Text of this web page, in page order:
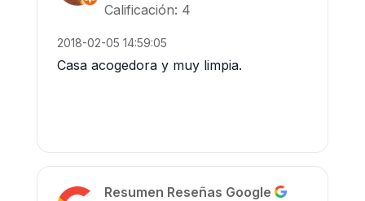
Calificación: 4
2018-02-05 14:59:05
Casa acogedora y muy limpia.
Resumen Reseñas Google